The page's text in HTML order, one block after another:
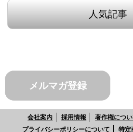
人気記事
メルマガ登録
会社案内 採用情報 著作権につ
プライバシーポリシーについて
特定